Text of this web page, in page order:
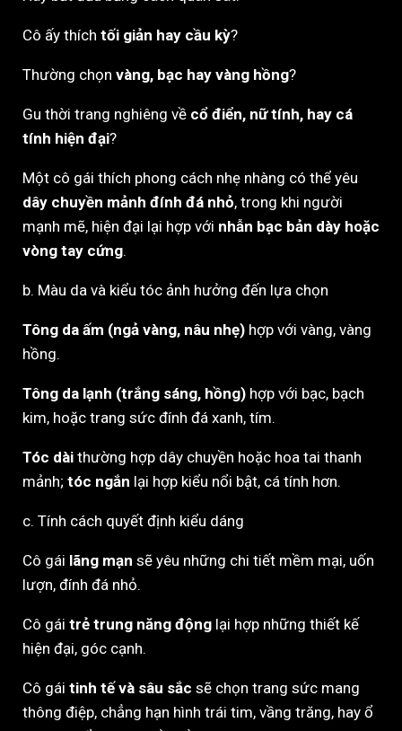
Cô ấy thích tối giản hay cầu kỳ?
Thường chọn vàng, bạc hay vàng hồng?
Gu thời trang nghiêng về cổ điển, nữ tính, hay cá
tính hiện đại?
Một cô gái thích phong cách nhẹ nhàng có thể yêu
dây chuyền mảnh đính đá nhỏ, trong khi người
mạnh mẽ, hiện đại lại hợp với nhẫn bạc bản dày hoặc
vòng tay cứng.
b. Màu da và kiểu tóc ảnh hưởng đến lựa chọn
Tông da ấm (ngả vàng, nâu nhẹ) hợp với vàng, vàng
hồng.
Tông da lạnh (trắng sáng, hồng) hợp với bạc, bạch
kim, hoặc trang sức đính đá xanh, tím.
Tóc dài thường hợp dây chuyền hoặc hoa tai thanh
mảnh; tóc ngắn lại hợp kiểu nổi bật, cá tính hơn.
c. Tính cách quyết định kiểu dáng
Cô gái lãng mạn sẽ yêu những chi tiết mềm mại, uốn
lượn, đính đá nhỏ.
Cô gái trẻ trung năng động lại hợp những thiết kế
hiện đại, góc cạnh.
Cô gái tinh tế và sâu sắc sẽ chọn trang sức mang
thông điệp, chẳng hạn hình trái tim, vầng trăng, hay ổ